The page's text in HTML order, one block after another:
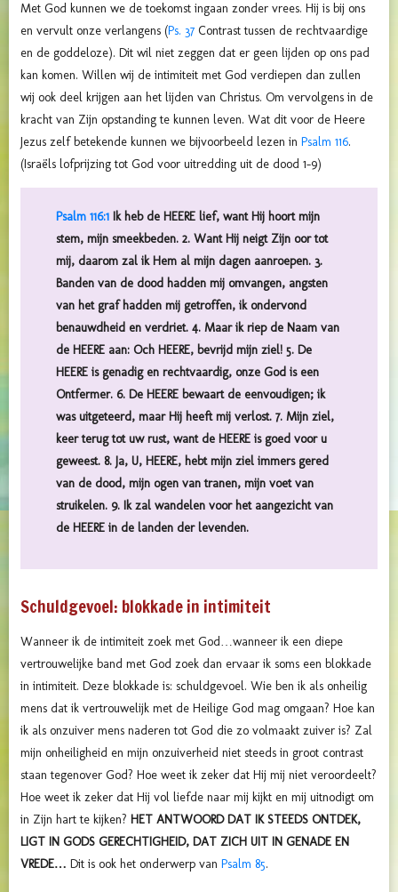
Met God kunnen we de toekomst ingaan zonder vrees. Hij is bij ons
en vervult onze verlangens (Ps. 37 Contrast tussen de rechtvaardige
en de goddeloze). Dit wil niet zeggen dat er geen lijden op ons pad
kan komen. Willen wij de intimiteit met God verdiepen dan zullen
wij ook deel krijgen aan het lijden van Christus. Om vervolgens in de
kracht van Zijn opstanding te kunnen leven. Wat dit voor de Heere
Jezus zelf betekende kunnen we bijvoorbeeld lezen in Psalm 116.
(Israëls lofprijzing tot God voor uitredding uit de dood 1-9)
Psalm 116:1 Ik heb de HEERE lief, want Hij hoort mijn
stem, mijn smeekbeden. 2. Want Hij neigt Zijn oor tot
mij, daarom zal ik Hem al mijn dagen aanroepen. 3.
Banden van de dood hadden mij omvangen, angsten
van het graf hadden mij getroffen, ik ondervond
benauwdheid en verdriet. 4. Maar ik riep de Naam van
de HEERE aan: Och HEERE, bevrijd mijn ziel! 5. De
HEERE is genadig en rechtvaardig, onze God is een
Ontfermer. 6. De HEERE bewaart de eenvoudigen; ik
was uitgeteerd, maar Hij heeft mij verlost. 7. Mijn ziel,
keer terug tot uw rust, want de HEERE is goed voor u
geweest. 8. Ja, U, HEERE, hebt mijn ziel immers gered
van de dood, mijn ogen van tranen, mijn voet van
struikelen. 9. Ik zal wandelen voor het aangezicht van
de HEERE in de landen der levenden.
Schuldgevoel: blokkade in intimiteit
Wanneer ik de intimiteit zoek met God…wanneer ik een diepe
vertrouwelijke band met God zoek dan ervaar ik soms een blokkade
in intimiteit. Deze blokkade is: schuldgevoel. Wie ben ik als onheilig
mens dat ik vertrouwelijk met de Heilige God mag omgaan? Hoe kan
ik als onzuiver mens naderen tot God die zo volmaakt zuiver is? Zal
mijn onheiligheid en mijn onzuiverheid niet steeds in groot contrast
staan tegenover God? Hoe weet ik zeker dat Hij mij niet veroordeelt?
Hoe weet ik zeker dat Hij vol liefde naar mij kijkt en mij uitnodigt om
in Zijn hart te kijken? HET ANTWOORD DAT IK STEEDS ONTDEK,
LIGT IN GODS GERECHTIGHEID, DAT ZICH UIT IN GENADE EN
VREDE… Dit is ook het onderwerp van Psalm 85.